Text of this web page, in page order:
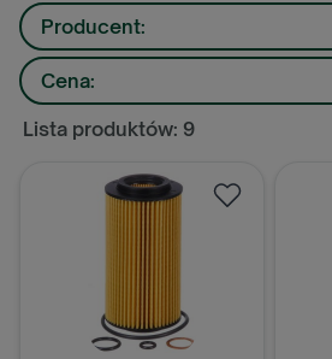
Producent:
Cena:
Lista produktów: 9